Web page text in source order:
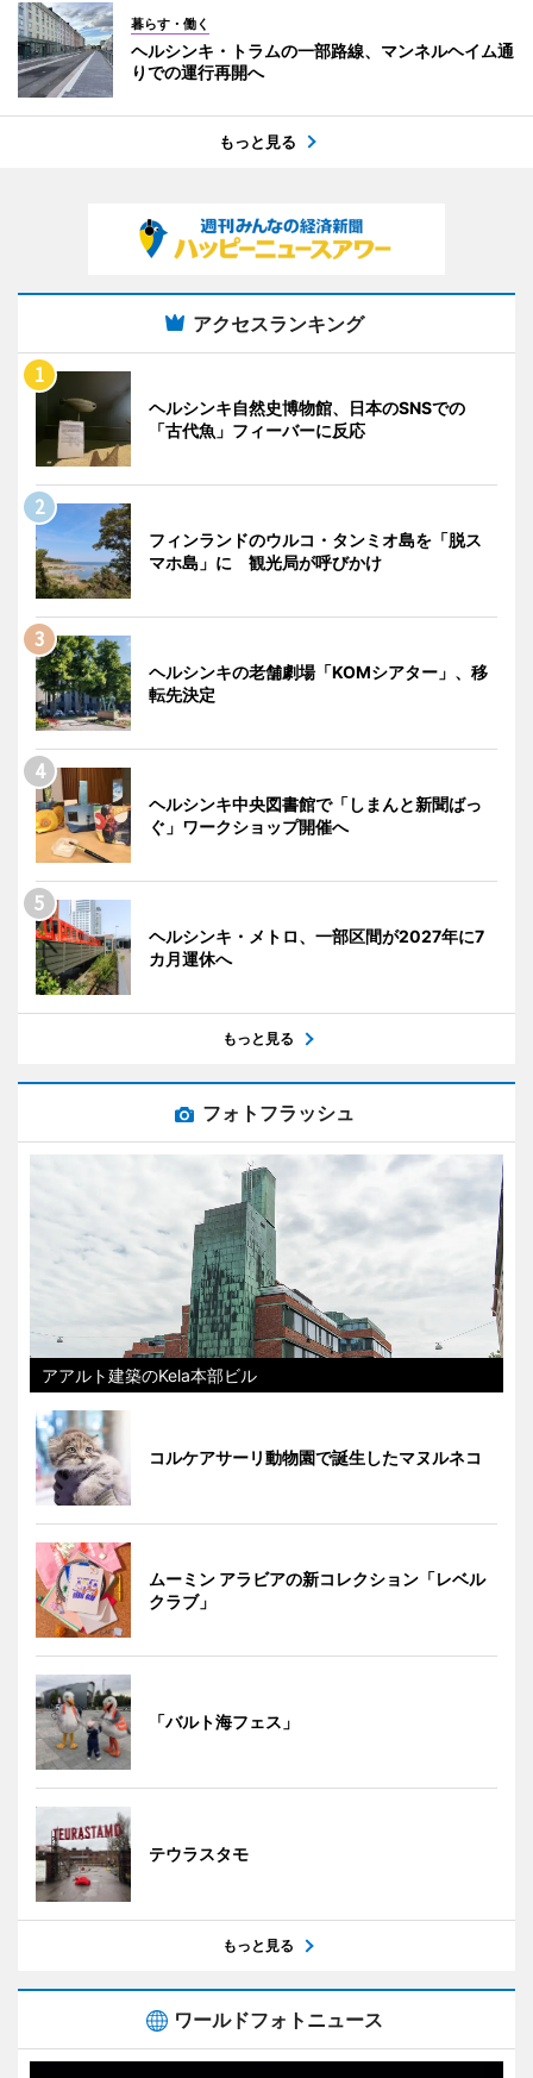
暮らす・働く
ヘルシンキ・トラムの一部路線、マンネルヘイム通
りでの運行再開へ
もっと見る
アクセスランキング
ヘルシンキ自然史博物館、日本のSNSでの
「古代魚」フィーバーに反応
フィンランドのウルコ・タンミオ島を「脱ス
マホ島」に 観光局が呼びかけ
ヘルシンキの老舗劇場「KOMシアター」、移
転先決定
ヘルシンキ中央図書館で「しまんと新聞ばっ
ぐ」ワークショップ開催へ
ヘルシンキ・メトロ、一部区間が2027年に7
カ月運休へ
もっと見る
フォトフラッシュ
アアルト建築のKela本部ビル
コルケアサーリ動物園で誕生したマヌルネコ
ムーミン アラビアの新コレクション「レベル
クラブ」
「バルト海フェス」
テウラスタモ
もっと見る
ワールドフォトニュース